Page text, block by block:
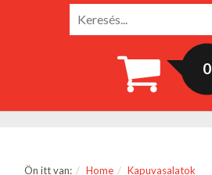
0
Ön itt van: Home
Kapuvasalatok